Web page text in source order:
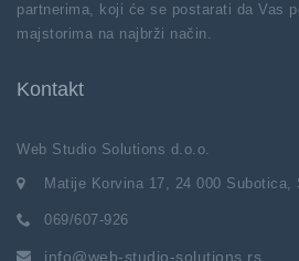
partnerima, koji će se postarati da Vas
majstorima na najbrži način.
Kontakt
Web Studio Solutions d.o.o.
Matije Korvina 17, 24 000 Subotica,
069/607-926
info@web-studio-solutions.rs